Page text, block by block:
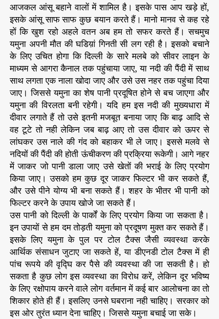
आजकल आंसू बहाने वालों में शामिल है। इसके पास आप खड़े हों,
इसके आंसू साफ साफ कुछ बयान करते हैं। मानो मानव से कह रहे
हों कि खुश रहो अहले वतन अब हम तो सफर करते हैं। सचमुच
यमुना अपनी मौत की घडिय़ां गिनती सी लग रही है। इसको बचाने
के लिए उचित होगा कि दिल्ली के सारे मलबे को सीवर लाइन के
माध्यम से आगरा कैनाल तक पहुंचाया जाए, या नदी की पैंदी में साथ
साथ लगता एक नाला खोदा जाए और उसे उस नहर तक पहुंचा दिया
जाए। जिससे यमुना का शेष पानी प्रदूषित होने से बच जाएगा और
यमुना की विरलता बनी रहेगी। यदि हम इस नदी की मुख्यधारा में
दीवार लगाते हैं तो उसे इतनी मजबूत बनाया जाए कि बाढ़ आदि से
वह टूटे तो नही लेकिन जब बाढ़ आए तो उस दीवार को ऊपर से
लांघकर उस नाले की गंद को बहाकर भी ले जाए। इससे मलवे से
नदियों की पैंदी की होती ऊंचीकरण की प्रक्रिया रूकेगी। आगे नहर
में जाकर जो पानी डाला जाए उसे खेतों की भराई के लिए प्रयोग
किया जाए। उसको हम कुछ दूर जाकर फिल्टर भी कर सकते हैं,
और उसे पीने योग्य भी बना सकते हैं। शहर के भीतर भी पानी को
फिल्टर करने के उपाय खोजे जा सकते हैं।
उस पानी को दिल्ली के पार्कों के लिए प्रयोग किया जा सकता है।
इन उपायों से हम दम तोड़ती यमुना को प्रदूषण मुक्त कर सकते हैं।
इसके लिए यमुना के पुल पर टोल टैक्स जैसी व्यवस्था करके
आर्थिक संसाधन जुटाए जा सकते हें, या डीएनडी टोल टैक्स में ही
पांच रूपये की वृद्घि कर पैसे की व्यवस्था की जा सकती है। हो
सकता है कुछ लोग इस व्यवस्था का विरोध करें, लेकिन दूर भविष्य
के लिए रक्षोपाय करने वाले लोग वर्तमान में कई बार आलोचना का तो
शिकार होते ही हैं। इसलिए उनसे घबराना नही चाहिए। सरकार को
इस ओर तुरंत ध्यान देना चाहिए। जिससे यमुना बचाई जा सके।